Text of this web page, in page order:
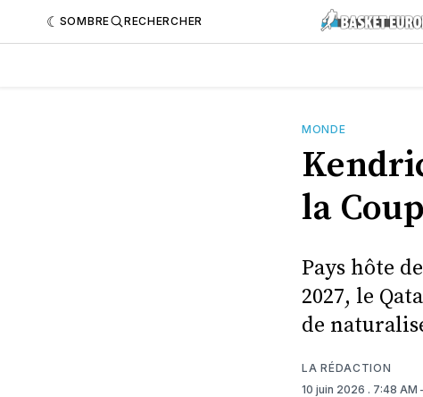
SOMBRE RECHERCHER
MONDE
la
Pays hôte
2027, le
de
LA RÉDACTION
10 juin 2026 . 7:48 AM